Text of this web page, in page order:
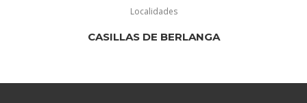
Localidades
CASILLAS DE BERLANGA